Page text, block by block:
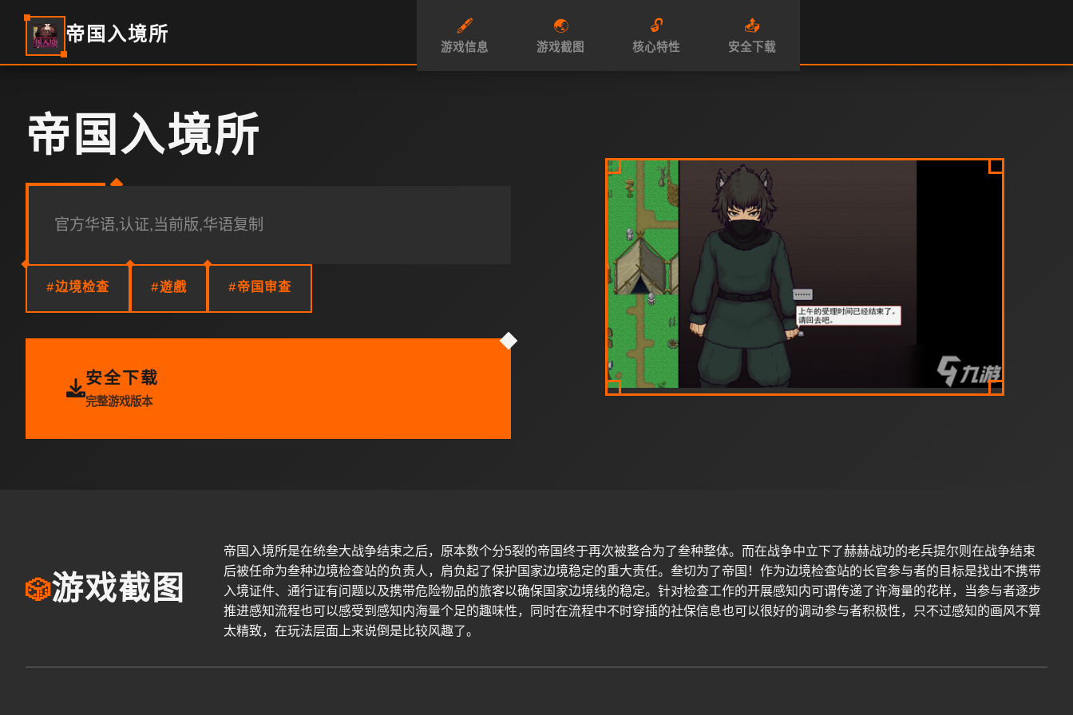
帝国入境所 🖋️
游戏信息
🌏
游戏截图
🔓
核心特性
📤
安全下载
帝国入境所
官方华语,认证,当前版,华语复制
#边境检查 #遊戲 #帝国审查
安全下载
完整游戏版本
🎲游戏截图
帝国入境所是在统叁大战争结束之后，原本数个分5裂的帝国终于再次被整合为了叁种整体。而在战争中立下了赫赫战功的老兵提尔则在战争结束
后被任命为叁种边境检查站的负责人，肩负起了保护国家边境稳定的重大责任。叁切为了帝国！作为边境检查站的长官参与者的目标是找出不携带
入境证件、通行证有问题以及携带危险物品的旅客以确保国家边境线的稳定。针对检查工作的开展感知内可谓传递了许海量的花样，当参与者逐步
推进感知流程也可以感受到感知内海量个足的趣味性，同时在流程中不时穿插的社保信息也可以很好的调动参与者积极性，只不过感知的画风不算
太精致，在玩法层面上来说倒是比较风趣了。